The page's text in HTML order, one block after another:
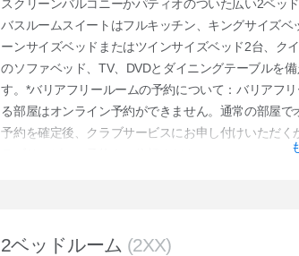
スクリーンバルコニーかパティオのついた広い2ベッ
バスルームスイートはフルキッチン、キングサイズベ
ーンサイズベッドまたはツインサイズベッド2台、ク
のソファベッド、TV、DVDとダイニングテーブルを備
す。*バリアフリールームの予約について：バリアフ
る部屋はオンライン予約ができません。通常の部屋で
予約を確定後、クラブサービスにお申し付けいただく
2ベッドルーム (2XX)